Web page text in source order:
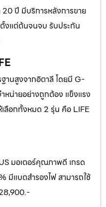
ปี มีบริการหลังการขาย
งแต่ต้นจนจบ รับประกัน
านสูงจากอิตาลี โดยมี G-
หน่ายอย่างถูกต้อง แข็งแรง
ลือกทั้งหมด 2 รุ่น คือ LIFE
มอเตอร์คุณภาพดี เกรด
มีแบตสำรองไฟ สามารถใช้